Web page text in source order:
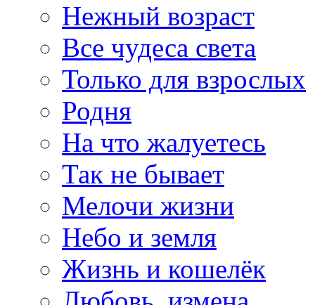
Нежный возраст
Все чудеса света
Только для взрослых
Родня
На что жалуетесь
Так не бывает
Мелочи жизни
Небо и земля
Жизнь и кошелёк